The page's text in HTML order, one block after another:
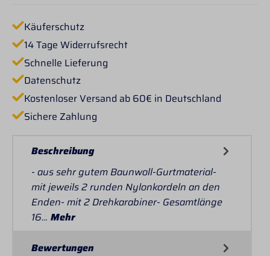
Käuferschutz
14 Tage Widerrufsrecht
Schnelle Lieferung
Datenschutz
Kostenloser Versand ab 60€ in Deutschland
Sichere Zahlung
Beschreibung
- aus sehr gutem Baunwoll-Gurtmaterial-
mit jeweils 2 runden Nylonkordeln an den
Enden- mit 2 Drehkarabiner- Gesamtlänge
16… Mehr
Bewertungen